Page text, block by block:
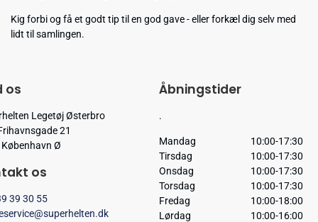
Kig forbi og få et godt tip til en god gave - eller forkæl dig selv med
lidt til samlingen.
os
Legetøj Østerbro
21
Ø
os
39 30 55
Åbningstider
.
Mandag
10:00-17:30
Tirsdag
10:00-17:30
Onsdag
10:00-17:30
Torsdag
10:00-17:30
Fredag
10:00-18:00
Lørdag
10:00-16:00